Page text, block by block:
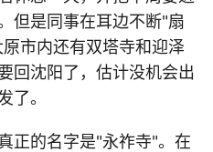
但是同事在耳边不断"扇
市内还有双塔寺和迎泽
回沈阳了，估计没机会出
了。
正的名字是"永祚寺"。在